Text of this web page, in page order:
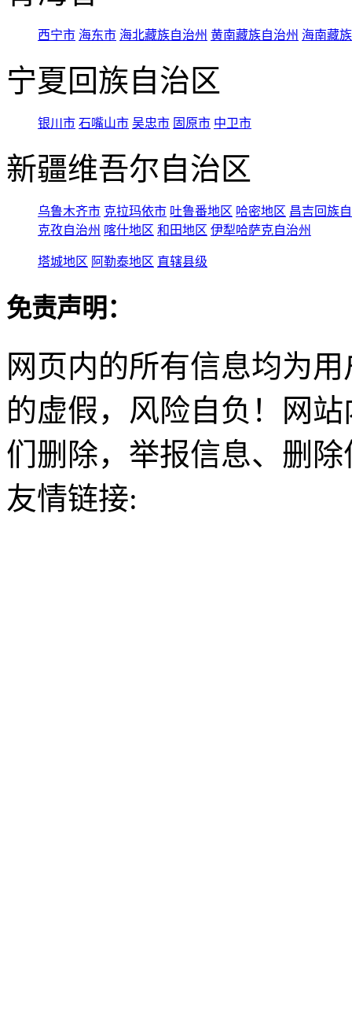
西宁市 海东市 海北藏族自治州 黄南藏族自治州 海南藏
宁夏回族自治区
银川市 石嘴山市 吴忠市 固原市 中卫市
新疆维吾尔自治区
乌鲁木齐市 克拉玛依市 吐鲁番地区 哈密地区 昌吉回族
克孜自治州 喀什地区 和田地区 伊犁哈萨克自治州
塔城地区 阿勒泰地区 直辖县级
免责声明：
网页内的所有信息均为
的虚假，风险自负！网
们删除，举报信息、删
友情链接: